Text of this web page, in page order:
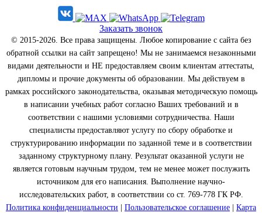
Заказать звонок
© 2015-2026. Все права защищены. Любое копирование с сайта без
обратной ссылки на сайт запрещено! Мы не занимаемся незаконными
видами деятельности и НЕ предоставляем своим клиентам аттестаты,
дипломы и прочие документы об образовании. Мы действуем в
рамках российского законодательства, оказывая методическую помощь
в написании учебных работ согласно Ваших требований и в
соответствии с нашими условиями сотрудничества. Наши
специалисты предоставляют услугу по сбору обработке и
структурированию информации по заданной теме и в соответствии
заданному структурному плану. Результат оказанной услуги не
является готовым научным трудом, тем не менее может послужить
источником для его написания. Выполнение научно-
исследовательских работ, в соответствии со ст. 769-778 ГК РФ.
Политика конфиденциальности | Пользовательское соглашение | Карта